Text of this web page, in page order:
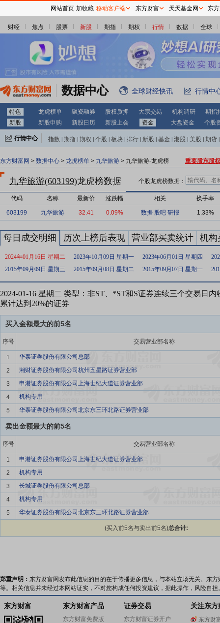
财经 焦点 股票 新股 期指 期权 行情 数据 全球
数据中心 全球财经快讯 行情中
特色 龙虎榜单 融资融券 股权质押 大宗交易 机构调研
期指
新股
新股申购 新股日历 新股上会 资金 大盘资金 个股
行情中心 指数 期指 期权 个股 板块 排行 新股 基金 港股 美股 期货
东方财富网 > 数据中心 > 龙虎榜单 > 九华旅游 > 九华旅游-龙虎榜 重要股东股
九华旅游(603199)龙虎榜数据 个股龙虎榜数据：
代码 名称 最新价 涨跌幅 相关 换手率
603199 九华旅游 32.41 0.09% 数据 股吧 研报 1.33%
每日成交明细 历次上榜后表现 营业部买卖统计 机构
2024年01月16日 星期二 2023年10月09日 星期一 2023年06月01日 星期四
2015年09月09日 星期三
2015年09月08日 星期二 2015年09月07日 星期一
2024-01-16 星期二 类型：非ST、*ST和S证券连续三个交易日
累计达到20%的证券
买入金额最大的前5名
序号 交易营业部名称
1
华泰证券股份有限公司总部
2
湘财证券股份有限公司杭州五星路证券营业部
3
申港证券股份有限公司上海世纪大道证券营业部
4
机构专用
5
华泰证券股份有限公司北京东三环北路证券营业部
卖出金额最大的前5名
序号 交易营业部名称
1
申港证券股份有限公司上海世纪大道证券营业部
2
机构专用
3
长城证券股份有限公司总部
4
机构专用
5
华泰证券股份有限公司北京东三环北路证券营业部
(买入前5名与卖出前5名)总合计:
郑重声明： 东方财富网发布此信息的目的在于传播更多信息，与本站立场无关。东
等。相关信息并未经过本网站证实，不对您构成任何投资建议，据此操作，风险自担
网站首页 加收藏 移动客户端 东方财富 天天基金网 东